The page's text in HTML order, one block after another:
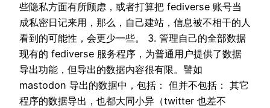
些隐私方面有所顾虑，或者打算把 fediverse 账号当
成私密日记来用，那么，自己建站，信息被不相干的人
看到的可能性，会更少一些。 3. 管理自己的全部数据
现有的 fediverse 服务程序，为普通用户提供了数据
导出功能，但导出的数据内容很有限。譬如
mastodon 导出的数据中，包括： 但并不包括： 其它
程序的数据导出，也都大同小异（twitter 也差不